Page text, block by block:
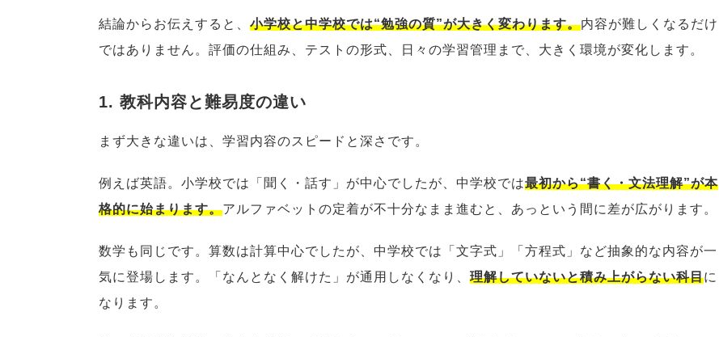
結論からお伝えすると、 小学校と中学校では“勉強の質”が大きく変わります。内容が難しくなるだけ
ではありません。評価の仕組み、テストの形式、日々の学習管理まで、大きく環境が変化します。
1. 教科内容と難易度の違い
まず大きな違いは、学習内容のスピードと深さです。
例えば英語。小学校では「聞く・話す」が中心でしたが、中学校では最初から“書く・文法理解”が本
格的に始まります。アルファベットの定着が不十分なまま進むと、あっという間に差が広がります。
数学も同じです。算数は計算中心でしたが、中学校では「文字式」「方程式」など抽象的な内容が一
気に登場します。「なんとなく解けた」が通用しなくなり、 理解していないと積み上がらない科目に
なります。